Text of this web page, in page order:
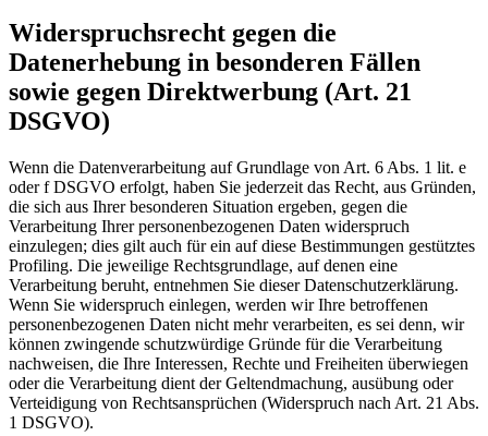
Widerspruchsrecht gegen die
Datenerhebung in besonderen Fällen
sowie gegen Direktwerbung (Art. 21
DSGVO)
Wenn die Datenverarbeitung auf Grundlage von Art. 6 Abs. 1 lit. e
oder f DSGVO erfolgt, haben Sie jederzeit das Recht, aus Gründen,
die sich aus Ihrer besonderen Situation ergeben, gegen die
Verarbeitung Ihrer personenbezogenen Daten widerspruch
einzulegen; dies gilt auch für ein auf diese Bestimmungen gestütztes
Profiling. Die jeweilige Rechtsgrundlage, auf denen eine
Verarbeitung beruht, entnehmen Sie dieser Datenschutzerklärung.
Wenn Sie widerspruch einlegen, werden wir Ihre betroffenen
personenbezogenen Daten nicht mehr verarbeiten, es sei denn, wir
können zwingende schutzwürdige Gründe für die Verarbeitung
nachweisen, die Ihre Interessen, Rechte und Freiheiten überwiegen
oder die Verarbeitung dient der Geltendmachung, ausübung oder
Verteidigung von Rechtsansprüchen (Widerspruch nach Art. 21 Abs.
1 DSGVO).